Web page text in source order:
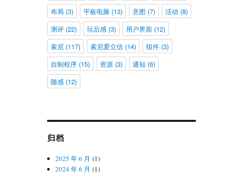
布局 (3) 平板电脑 (13) 意图 (7) 活动 (8)
测评(22) 玩后感(3) 用户界面(12)
索尼(117) 索尼爱立信(14) 组件(3)
自制程序(15) 资源(3) 通知 (6)
随感(12)
归档
2025 年 6 月 (1)
2024 年 6 月 (1)